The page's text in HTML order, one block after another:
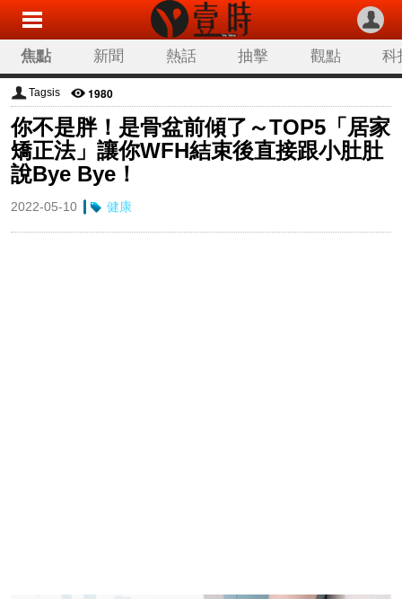
焦點 新聞 熱話 抽擊 觀點 科
Tagsis 1980
你不是胖！是骨盆前傾了～TOP5「居家
矯正法」讓你WFH結束後直接跟小肚肚
說Bye Bye！
2022-05-10 健康